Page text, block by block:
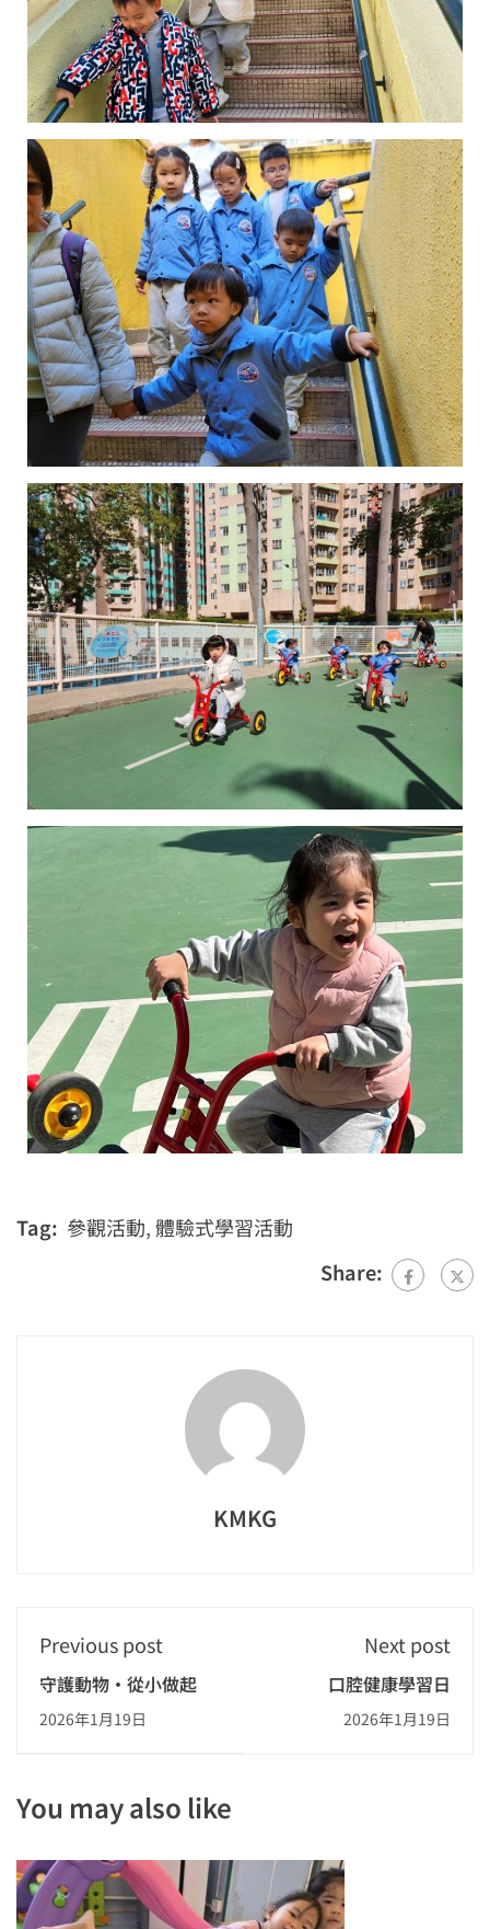
Tag: 參觀活動, 體驗式學習活動
Share:
KMKG
Previous post
守護動物·從小做起
2026年1月19日
Next post
口腔健康學習日
2026年1月19日
You may also like